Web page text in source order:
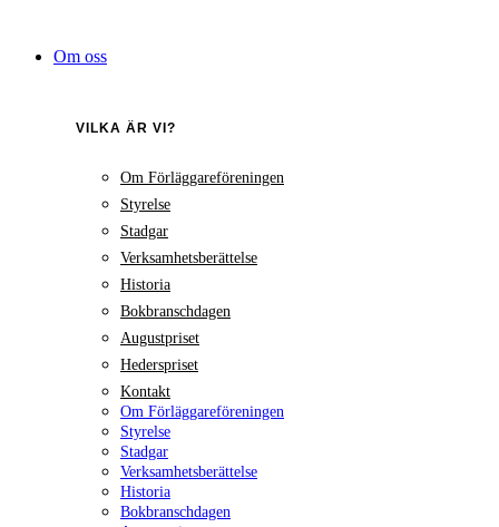
innehållOm oss
VILKA ÄR VI?
Om Förläggareföreningen
Styrelse
Stadgar
Verksamhetsberättelse
Historia
Bokbranschdagen
Augustpriset
Hederspriset
Kontakt
Om Förläggareföreningen
Styrelse
Stadgar
Verksamhetsberättelse
Historia
Bokbranschdagen